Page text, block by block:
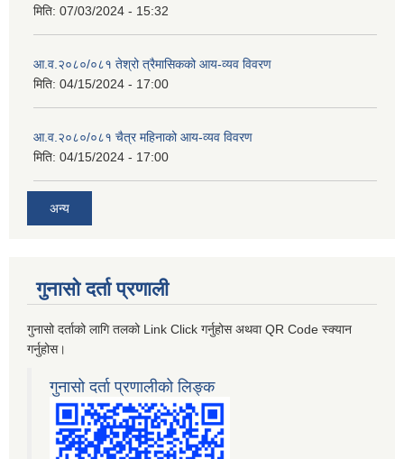
मिति: 07/03/2024 - 15:32
आ.व.२०८०/०८१ तेश्रो त्रैमासिकको आय-व्यव विवरण
मिति: 04/15/2024 - 17:00
आ.व.२०८०/०८१ चैत्र महिनाको आय-व्यव विवरण
मिति: 04/15/2024 - 17:00
अन्य
गुनासो दर्ता प्रणाली
गुनासो दर्ताको लागि तलको Link Click गर्नुहोस अथवा QR Code स्क्यान
गर्नुहोस।
गुनासो दर्ता प्रणालीको लिङ्क